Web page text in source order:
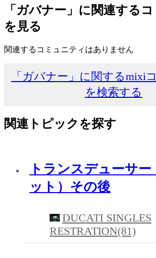
「ガバナー」に関連する
を見る
関連するコミュニティはありません
「ガバナー」に関するmixi
を検索する
関連トピックを探す
トランスデューサ
ット）その後
DUCATI SINGLES
RESTRATION(81)